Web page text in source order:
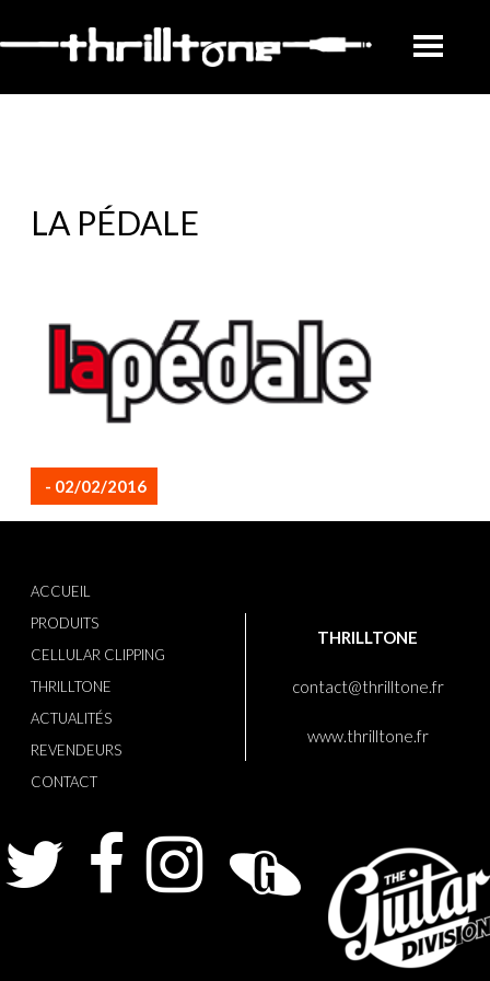
LA PÉDALE
- 02/02/2016
ACCUEIL
PRODUITS
CELLULAR CLIPPING
THRILLTONE
ACTUALITÉS
REVENDEURS
CONTACT
THRILLTONE
contact@thrilltone.fr
www.thrilltone.fr
Instagram